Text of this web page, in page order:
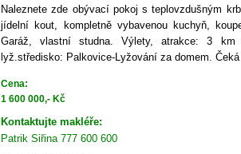
Naleznete zde obývací pokoj s teplovzdušným
jídelní kout, kompletně vybavenou kuchyň,
Garáž, vlastní studna. Výlety, atrakce: 3 km
lyž.středisko: Palkovice-Lyžování za domem.
Cena:
1 600 000,- Kč
Kontaktujte makléře:
Patrik Siřina 777 600 600